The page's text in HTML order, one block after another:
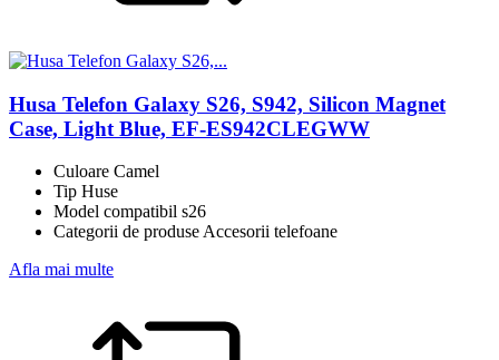
Husa Telefon Galaxy S26, S942, Silicon Magnet
Case, Light Blue, EF-ES942CLEGWW
Culoare Camel
Tip Huse
Model compatibil s26
Categorii de produse Accesorii telefoane
Afla mai multe